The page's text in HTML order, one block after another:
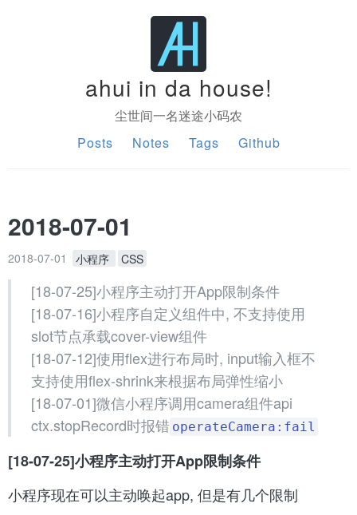
ahui in da house!
尘世间一名迷途小码农
Posts
Notes Tags Github
2018-07-01
2018-07-01 小程序 CSS
[18-07-25]小程序主动打开App限制条件
[18-07-16]小程序自定义组件中, 不支持使用
slot节点承载cover-view组件
[18-07-12]使用flex进行布局时, input输入框不
支持使用flex-shrink来根据布局弹性缩小
[18-07-01]微信小程序调用camera组件api
ctx.stopRecord时报错 operateCamera:fail
[18-07-25]小程序主动打开App限制条件
小程序现在可以主动唤起app, 但是有几个限制